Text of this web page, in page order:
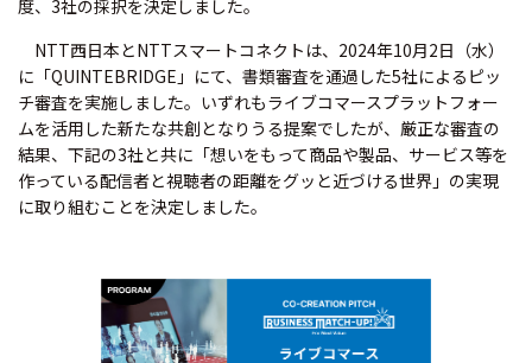
度、3社の採択を決定しました。
NTT西日本とNTTスマートコネクトは、2024年10月2日（水）
に「QUINTEBRIDGE」にて、書類審査を通過した5社によるピッ
チ審査を実施しました。いずれもライブコマースプラットフォー
ムを活用した新たな共創となりうる提案でしたが、厳正な審査の
結果、下記の3社と共に「想いをもって商品や製品、サービス等を
作っている配信者と視聴者の距離をグッと近づける世界」の実現
に取り組むことを決定しました。